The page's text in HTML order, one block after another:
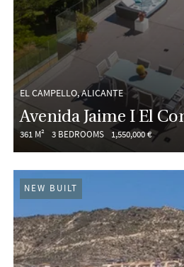
EL CAMPELLO, ALICANTE
Avenida Jaime I El
361 M² 3 BEDROOMS 1,550,000 €
NEW BUILT